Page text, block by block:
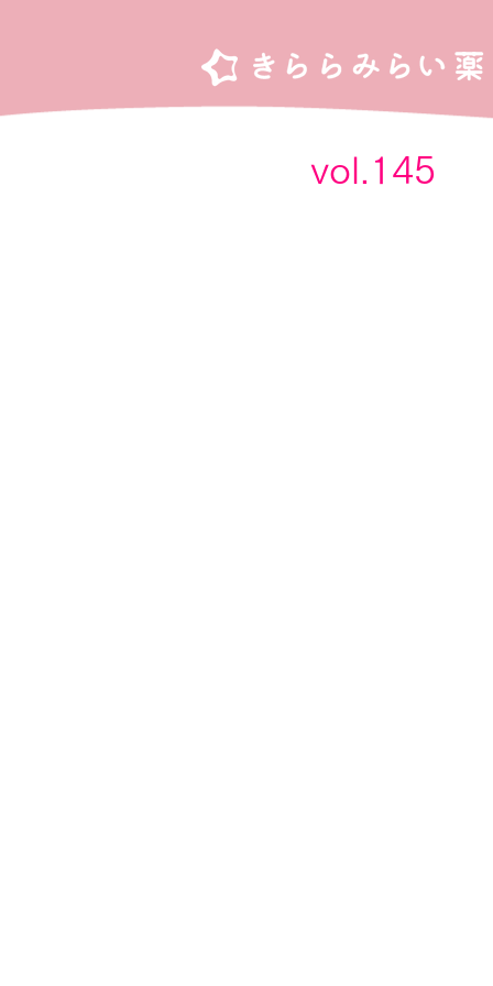
vol.145